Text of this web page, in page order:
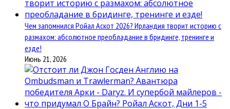
Чем запомнился Ройал Аскот 2026? Ирландия творит историю с
размахом: абсолютное преобладание в бридинге, тренинге и
езде!
Июнь 21, 2026